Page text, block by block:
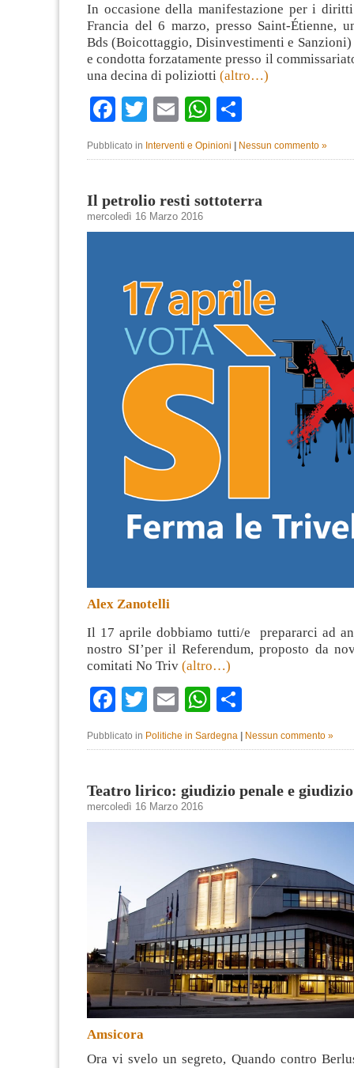
In occasione della manifestazione per i
Francia del 6 marzo, presso Saint-Étienne,
Bds (Boicottaggio, Disinvestimenti e Sanzioni)
e condotta forzatamente presso il
una decina di poliziotti (altro…)
Facebook
TwitterEmailWhatsApp
Pubblicato in Interventi e Opinioni | Nessun commento »
Il petrolio resti sottoterra
mercoledì 16 Marzo 2016
Alex Zanotelli
Il 17 aprile dobbiamo tutti/e prepararci ad
nostro SI’per il Referendum, proposto da
comitati No Triv (altro…)
Facebook
TwitterEmailWhatsApp
Pubblicato in Politiche in Sardegna Nessun commento »
Teatro lirico: giudizio penale e
mercoledì 16 Marzo 2016
Amsicora
Ora vi svelo un segreto, Quando contro